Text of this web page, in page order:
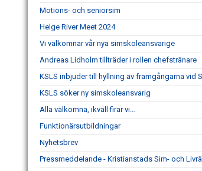
Motions- och seniorsim
Helge River Meet 2024
Vi välkomnar vår nya simskoleansvarige
Andreas Lidholm tillträder i rollen chefstränare
KSLS inbjuder till hyllning av framgångarna vid
KSLS söker ny simskoleansvarig
Alla välkomna, ikväll firar vi…
Funktionärsutbildningar
Nyhetsbrev
Pressmeddelande - Kristianstads Sim- och